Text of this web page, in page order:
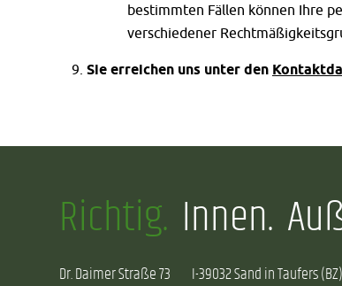
bestimmten Fällen können Ihre
verschiedener
Sie erreichen uns unter den
Richtig. Innen.
Dr. Daimer Straße 73 I-39032 Sand in Taufers (BZ)